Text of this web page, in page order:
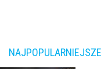
NAJPOPULARNIEJSZE